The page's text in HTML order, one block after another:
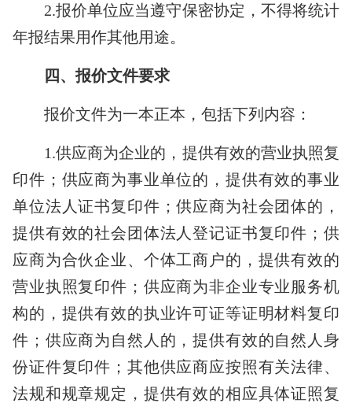
2.报价单位应当遵守保密协定，不得将统计
年报结果用作其他用途。
四、报价文件要求
报价文件为一本正本，包括下列内容：
1.供应商为企业的，提供有效的营业执照复
印件；供应商为事业单位的，提供有效的事业
单位法人证书复印件；供应商为社会团体的，
提供有效的社会团体法人登记证书复印件；供
应商为合伙企业、个体工商户的，提供有效的
营业执照复印件；供应商为非企业专业服务机
构的，提供有效的执业许可证等证明材料复印
件；供应商为自然人的，提供有效的自然人身
份证件复印件；其他供应商应按照有关法律、
法规和规章规定，提供有效的相应具体证照复